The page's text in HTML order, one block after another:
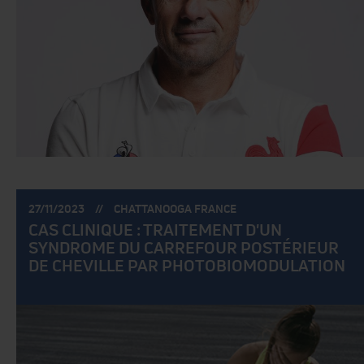
POSTÉ
27/11/2023 POSTÉ
CHATTANOOGA FRANCE
CAS CLINIQUE : TRAITEMENT D'UN
SYNDROME DU CARREFOUR POSTÉRIEUR
DE CHEVILLE PAR PHOTOBIOMODULATION